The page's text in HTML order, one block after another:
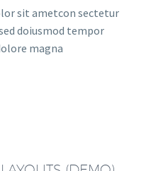
sit ametcon sectetur
doiusmod tempor
magna